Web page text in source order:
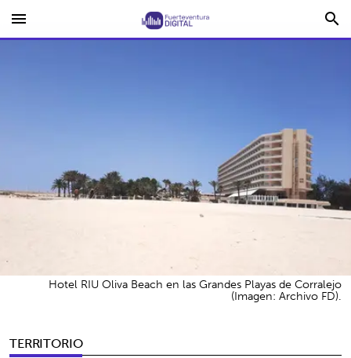
menu search
TERRITORIO
Hotel RIU Oliva Beach en las Grandes Playas de Corralejo
(Imagen: Archivo FD).